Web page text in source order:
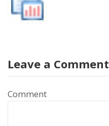
Leave a Comment
Comment